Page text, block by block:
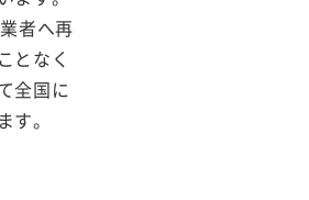
者へ再
となく
全国に
。